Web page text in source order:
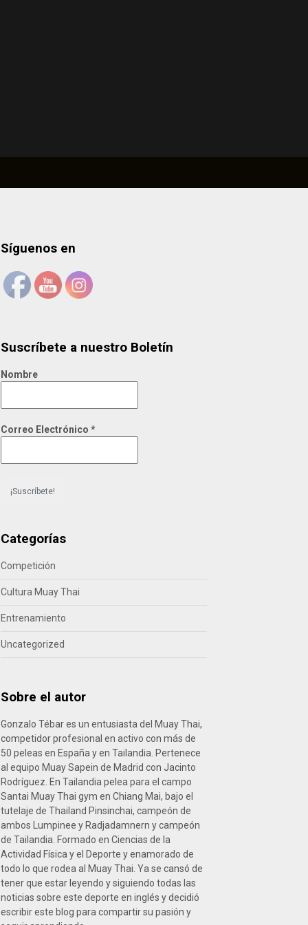
Síguenos en
Suscríbete a nuestro Boletín
Nombre
Correo Electrónico *
Categorías
Competición
Cultura Muay Thai
Entrenamiento
Uncategorized
Sobre el autor
Gonzalo Tébar es un entusiasta del Muay Thai,
competidor profesional en activo con más de
50 peleas en España y en Tailandia. Pertenece
al equipo Muay Sapein de Madrid con Jacinto
Rodríguez. En Tailandia pelea para el campo
Santai Muay Thai gym en Chiang Mai, bajo el
tutelaje de Thailand Pinsinchai, campeón de
ambos Lumpinee y Radjadamnern y campeón
de Tailandia. Formado en Ciencias de la
Actividad Física y el Deporte y enamorado de
todo lo que rodea al Muay Thai. Ya se cansó de
tener que estar leyendo y siguiendo todas las
noticias sobre este deporte en inglés y decidió
escribir este blog para compartir su pasión y